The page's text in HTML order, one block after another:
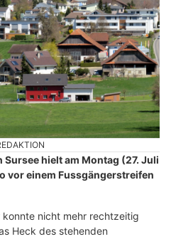
hielt am Montag (27. Juli
vor einem Fussgängerstreifen
nicht mehr rechtzeitig
Heck des stehenden